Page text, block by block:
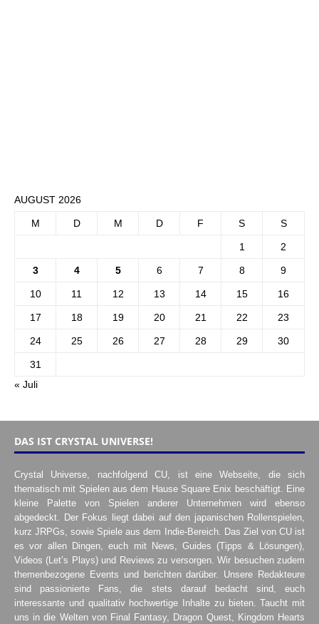
AUGUST 2026
M D M D F S S
1 2
3 4 5 6 7 8 9
10 11 12 13 14 15 16
17 18 19 20 21 22 23
24 25 26 27 28 29 30
31
« Juli
DAS IST CRYSTAL UNIVERSE!
Crystal Universe, nachfolgend CU, ist eine Webseite, die sich
thematisch mit Spielen aus dem Hause Square Enix beschäftigt. Eine
kleine Palette von Spielen anderer Unternehmen wird ebenso
abgedeckt. Der Fokus liegt dabei auf den japanischen Rollenspielen,
kurz JRPGs, sowie Spiele aus dem Indie-Bereich. Das Ziel von CU ist
es vor allen Dingen, euch mit News, Guides (Tipps & Lösungen),
Videos (Let’s Plays) und Reviews zu versorgen. Wir besuchen zudem
themenbezogene Events und berichten darüber. Unsere Redakteure
sind passionierte Fans, die stets darauf bedacht sind, euch
interessante und qualitativ hochwertige Inhalte zu bieten. Taucht mit
uns in die Welten von Final Fantasy, Dragon Quest, Kingdom Hearts